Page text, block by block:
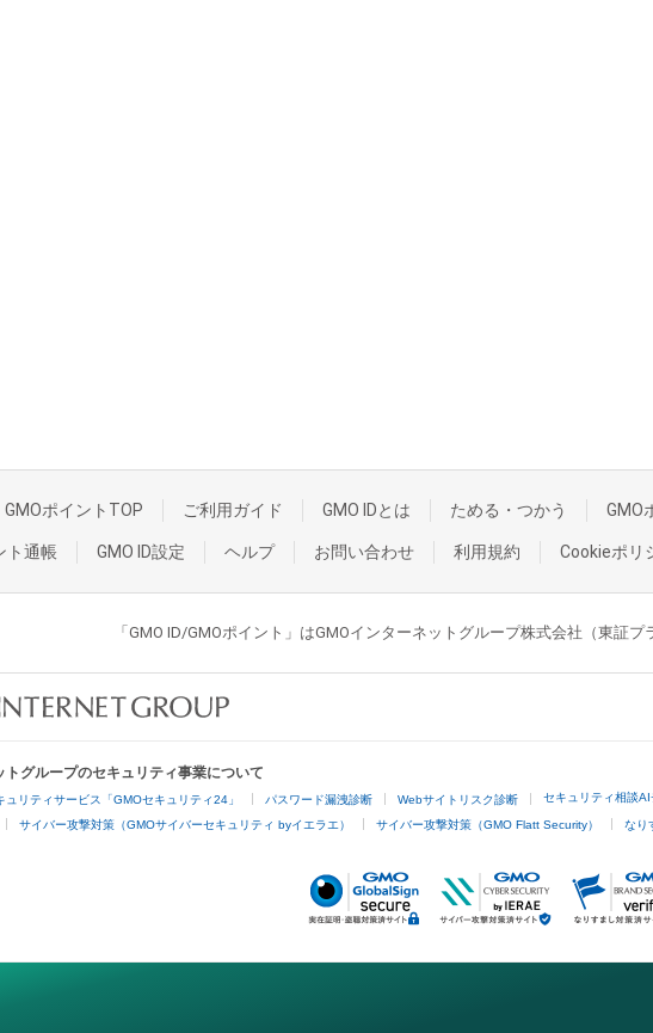
GMOポイントTOP ご利用ガイド GMO IDとは ためる・つかう GMO
ト通帳 GMO ID設定 ヘルプ お問い合わせ 利用規約 Cookieポリ
「GMO ID/GMOポイント」はGMOインターネットグループ株式会社（東証プ
トグループのセキュリティ事業について
リティサービス「GMOセキュリティ24」 パスワード漏洩診断 Webサイトリスク診断 セキュリティ相談AI
サイバー攻撃対策（GMOサイバーセキュリティ byイエラエ） サイバー攻撃対策（GMO Flatt Security） なり